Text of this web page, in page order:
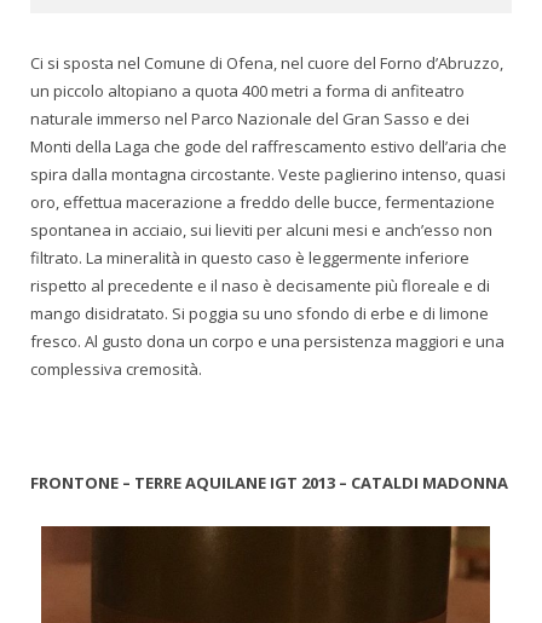
Ci si sposta nel Comune di Ofena, nel cuore del Forno d’Abruzzo,
un piccolo altopiano a quota 400 metri a forma di anfiteatro
naturale immerso nel Parco Nazionale del Gran Sasso e dei
Monti della Laga che gode del raffrescamento estivo dell’aria che
spira dalla montagna circostante. Veste paglierino intenso, quasi
oro, effettua macerazione a freddo delle bucce, fermentazione
spontanea in acciaio, sui lieviti per alcuni mesi e anch’esso non
filtrato. La mineralità in questo caso è leggermente inferiore
rispetto al precedente e il naso è decisamente più floreale e di
mango disidratato. Si poggia su uno sfondo di erbe e di limone
fresco. Al gusto dona un corpo e una persistenza maggiori e una
complessiva cremosità.
FRONTONE – TERRE AQUILANE IGT 2013 – CATALDI MADONNA